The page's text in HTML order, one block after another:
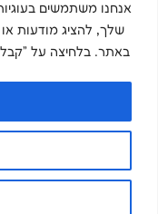
שלך, להציג מודעות
באתר. בלחיצה על "קבל
צרו קשר